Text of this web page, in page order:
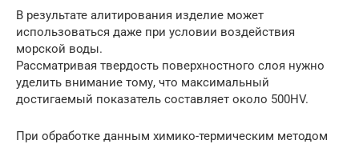
В результате алитирования изделие может
использоваться даже при условии воздействия
морской воды.
Рассматривая твердость поверхностного слоя нужно
уделить внимание тому, что максимальный
достигаемый показатель составляет около 500HV.
При обработке данным химико-термическим методом